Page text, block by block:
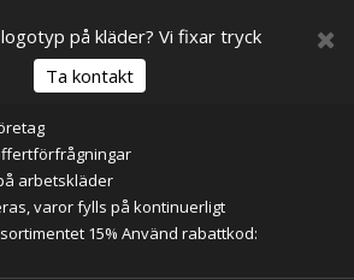
på kläder? Vi fixar tryck
Ta kontakt
arbetskläder
varor fylls på kontinuerligt
15% Använd rabattkod: